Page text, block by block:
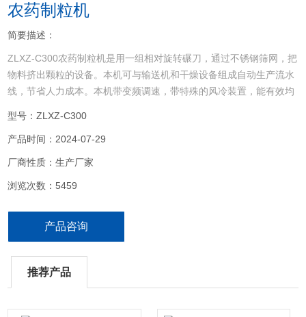
农药制粒机
简要描述：
ZLXZ-C300农药制粒机是用一组相对旋转碾刀，通过不锈钢筛网，把
物料挤出颗粒的设备。本机可与输送机和干燥设备组成自动生产流水
线，节省人力成本。本机带变频调速，带特殊的风冷装置，能有效均
孔，对粘性和热敏性物料的制粒得到冷却和分离作用，底盘带水冷装
置。本机在制粒刀和压料刀处均采用双重密封，减少粉尘和异物进入
减速机箱体内而咬死轴承
型号：ZLXZ-C300
产品时间：2024-07-29
厂商性质：生产厂家
浏览次数：5459
产品咨询
推荐产品